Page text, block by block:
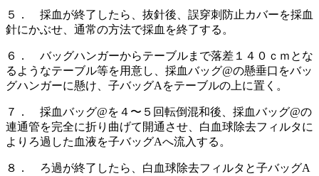
５． 採血が終了したら、抜針後、誤穿刺防止カバーを採血
針にかぶせ、通常の方法で採血を終了する。
６． バッグハンガーからテーブルまで落差１４０ｃｍとな
るようなテーブル等を用意し、採血バッグ@の懸垂口をバッ
グハンガーに懸け、子バッグAをテーブルの上に置く。
７． 採血バッグ@を４〜５回転倒混和後、採血バッグ@の
連通管を完全に折り曲げて開通させ、白血球除去フィルタに
よりろ過した血液を子バッグAへ流入する。
８． ろ過が終了したら、白血球除去フィルタと子バッグA